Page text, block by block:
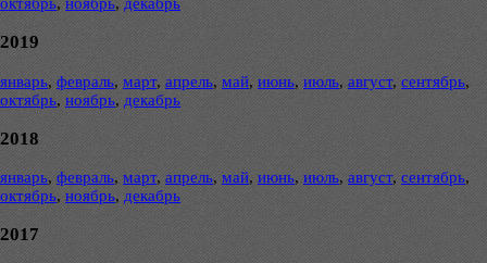
октябрь, ноябрь, декабрь
2019
январь, февраль, март, апрель, май, июнь, июль, август, сентябрь,
октябрь, ноябрь, декабрь
2018
январь, февраль, март, апрель, май, июнь, июль, август, сентябрь,
октябрь, ноябрь, декабрь
2017